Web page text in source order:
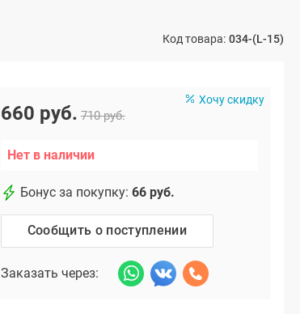
Код товара: 034-(L-15)
Хочу скидку
660 руб. 710 руб.
Нет в наличии
Бонус за покупку: 66 руб.
Сообщить о поступлении
Заказать через: